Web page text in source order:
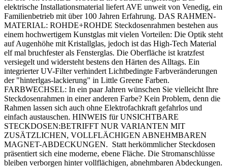
elektrische Installationsmaterial liefert AVE unweit von Venedig, ein
Familienbetrieb mit über 100 Jahren Erfahrung. DAS RAHMEN-
MATERIAL: ROHDE+ROHDE Steckdosenrahmen bestehen aus
einem hochwertigem Kunstglas mit vielen Vorteilen: Die Optik steht
auf Augenhöhe mit Kristallglas, jedoch ist das High-Tech Material
elf mal bruchfester als Fensterglas. Die Oberfläche ist kratzfest
versiegelt und widersteht bestens den Härten des Alltags. Ein
integrierter UV-Filter verhindert Lichtbedingte Farbveränderungen
der "hinterlgas-lackierung" in Little Greene Farben.
FARBWECHSEL: In ein paar Jahren wünschen Sie vielleicht Ihre
Steckdosenrahmen in einer anderen Farbe? Kein Problem, denn die
Rahmen lassen sich auch ohne Elektrofachkraft gefahrlos und
einfach austauschen. HINWEIS für UNSICHTBARE
STECKDOSEN:BETRIFFT NUR VARIANTEN MIT
ZUSÄTZLICHEN, VOLLFLÄCHIGEN ABNEHMBAREN
MAGNET-ABDECKUNGEN. Statt herkömmlicher Steckdosen
präsentiert sich eine moderne, ebene Fläche. Die Stromanschlüsse
bleiben verborgen hinter vollflächigen, abnehmbaren Abdeckungen.